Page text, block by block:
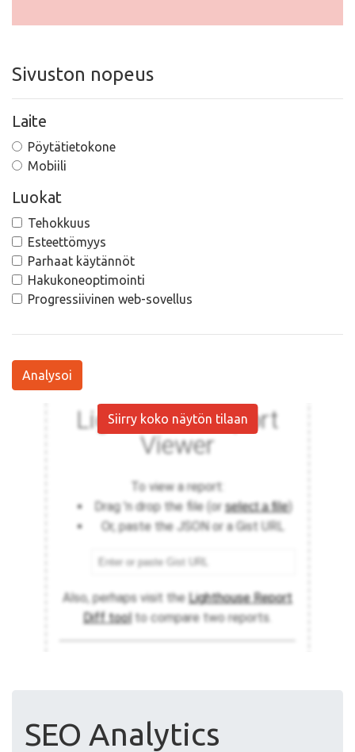
Sivuston nopeus
Laite
Pöytätietokone
Mobiili
Luokat
Tehokkuus
Esteettömyys
Parhaat käytännöt
Hakukoneoptimointi
Progressiivinen web-sovellus
Analysoi
Siirry koko näytön tilaan
SEO Analytics